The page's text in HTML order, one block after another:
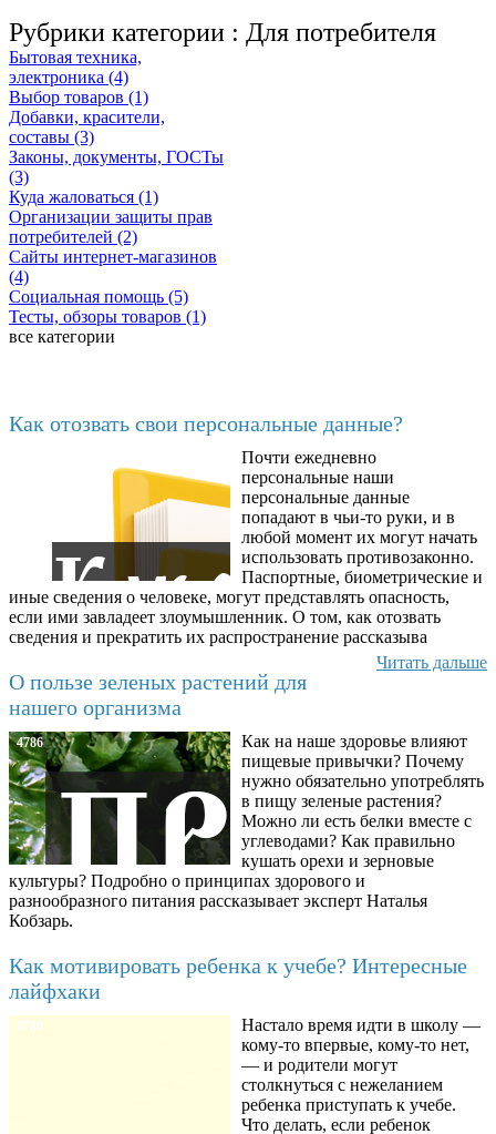
Рубрики категории : Для потребителя
Бытовая техника,
электроника (4)
Выбор товаров (1)
Добавки, красители,
составы (3)
Законы, документы, ГОСТы
(3)
Куда жаловаться (1)
Организации защиты прав
потребителей (2)
Сайты интернет-магазинов
(4)
Социальная помощь (5)
Тесты, обзоры товаров (1)
все категории
Как отозвать свои персональные данные?
Почти ежедневно
персональные наши
персональные данные
попадают в чьи-то руки, и в
любой момент их могут начать
использовать противозаконно.
Паспортные, биометрические и
иные сведения о человеке, могут представлять опасность,
если ими завладеет злоумышленник. О том, как отозвать
сведения и прекратить их распространение рассказыва
Читать дальше
О пользе зеленых растений для
нашего организма
4786
Как на наше здоровье влияют
пищевые привычки? Почему
нужно обязательно употреблять
в пищу зеленые растения?
Можно ли есть белки вместе с
углеводами? Как правильно
кушать орехи и зерновые
культуры? Подробно о принципах здорового и
разнообразного питания рассказывает эксперт Наталья
Кобзарь.
Как мотивировать ребенка к учебе? Интересные
лайфхаки
8780
Настало время идти в школу —
кому-то впервые, кому-то нет,
— и родители могут
столкнуться с нежеланием
ребенка приступать к учебе.
Что делать, если ребенок